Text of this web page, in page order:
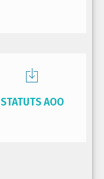
STATUTS AOO